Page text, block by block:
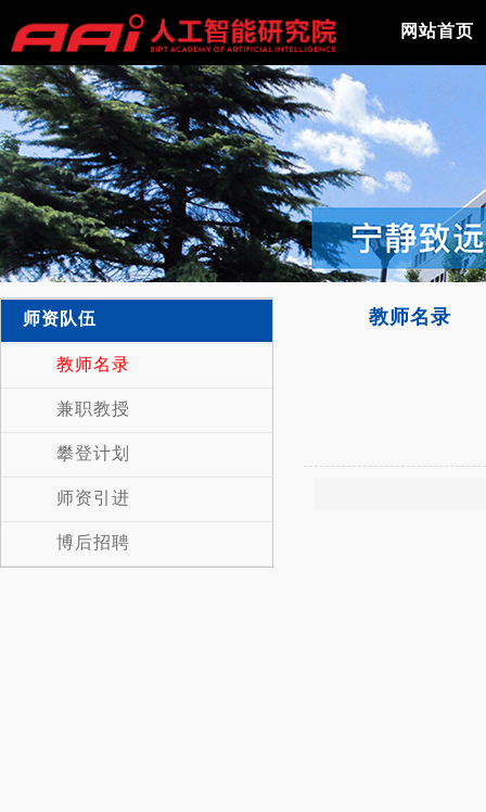
网站首页
师资队伍
教师名录
兼职教授
攀登计划
师资引进
博后招聘
教师名录